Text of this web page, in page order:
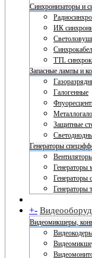
Синхронизаторы и
ИК
TTL
Запасные лампы и
Галогенные
Защитные
Генераторы
Генераторы
Генераторы
Генераторы
+-
Видеомикшеры,